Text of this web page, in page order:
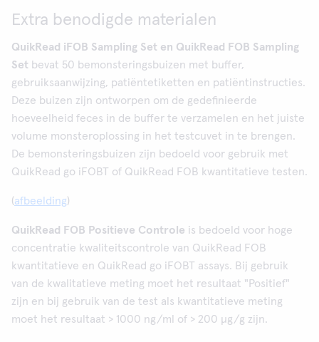
Extra benodigde materialen
QuikRead iFOB Sampling Set en QuikRead FOB Sampling
Set bevat 50 bemonsteringsbuizen met buffer,
gebruiksaanwijzing, patiëntetiketten en patiëntinstructies.
Deze buizen zijn ontworpen om de gedefinieerde
hoeveelheid feces in de buffer te verzamelen en het juiste
volume monsteroplossing in het testcuvet in te brengen.
De bemonsteringsbuizen zijn bedoeld voor gebruik met
QuikRead go iFOBT of QuikRead FOB kwantitatieve testen.
(afbeelding)
QuikRead FOB Positieve Controle is bedoeld voor hoge
concentratie kwaliteitscontrole van QuikRead FOB
kwantitatieve en QuikRead go iFOBT assays. Bij gebruik
van de kwalitatieve meting moet het resultaat "Positief"
zijn en bij gebruik van de test als kwantitatieve meting
moet het resultaat > 1000 ng/ml of > 200 µg/g zijn.